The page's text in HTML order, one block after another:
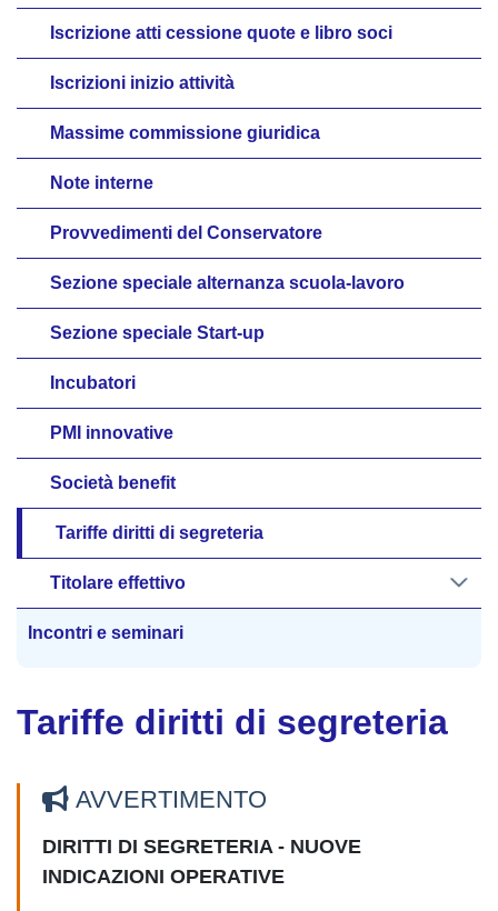
Tariffe diritti di segreteria
AVVERTIMENTO
DIRITTI DI SEGRETERIA - NUOVE
INDICAZIONI OPERATIVE
Iscrizione atti cessione quote e libro soci
Iscrizioni inizio attività
Massime commissione giuridica
Note interne
Provvedimenti del Conservatore
Sezione speciale alternanza scuola-lavoro
Sezione speciale Start-up
Incubatori
PMI innovative
Società benefit
Tariffe diritti di segreteria
Titolare effettivo
Incontri e seminari